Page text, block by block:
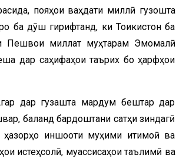
пояҳои ваҳдати миллӣ гузошта
ба дӯш гирифтанд, ки Тоҷикистон ба
Пешвои миллат муҳтарам Эмомалӣ
дар саҳифаҳои таърих бо ҳарфҳои
дар гузашта мардум бештар дар
баланд бардоштани сатҳи зиндагӣ
иншооти муҳими иҷтимоӣ ва
истеҳсолӣ, муассисаҳои таълимӣ ва